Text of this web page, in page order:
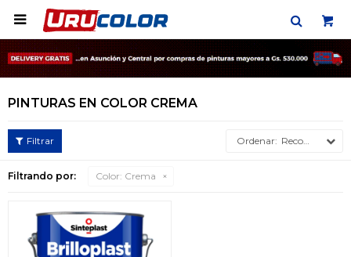

PINTURAS EN COLOR CREMA
Recomendados
Filtrando por: Color: Crema